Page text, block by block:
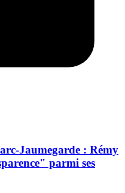
Jaumegarde : Rémy
parmi ses